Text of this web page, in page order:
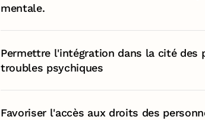
mentale.
Permettre l'intégration dans la cité des
troubles psychiques
Favoriser l'accès aux droits des